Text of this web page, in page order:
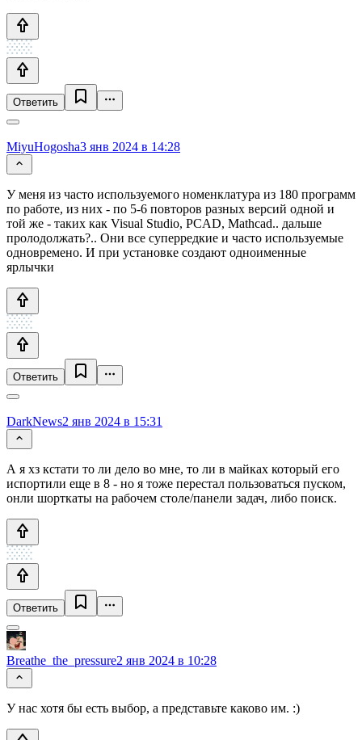
Ответить
MiyuHogosha3 янв 2024 в 14:28
У меня из часто используемого номенклатура из 180 программ
по работе, из них - по 5-6 повторов разных версий одной и
той же - таких как Visual Studio, PCAD, Mathcad.. дальше
пролодолжать?.. Они все суперредкие и часто используемые
одновремено. И при установке создают одноименные
ярлычки
Ответить
DarkNews2 янв 2024 в 15:31
А я хз кстати то ли дело во мне, то ли в майках который его
испортили еще в 8 - но я тоже перестал пользоваться пуском,
онли шорткаты на рабочем столе/панели задач, либо поиск.
Ответить
Breathe_the_pressure2 янв 2024 в 10:28
У нас хотя бы есть выбор, а представьте каково им. :)